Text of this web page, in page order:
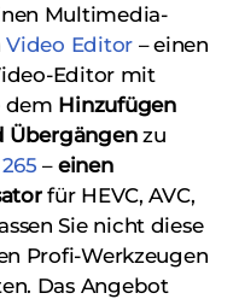
Multimedia-
Video Editor – einen
Editor mit
dem Hinzufügen
Übergängenzu
– einen
für HEVC, AVC,
Sie nicht diese
Profi-Werkzeugen
Das Angebot